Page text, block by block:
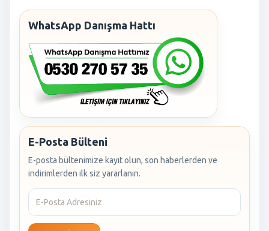
WhatsApp Danışma Hattı
E-Posta Bülteni
E-posta bültenimize kayıt olun, son haberlerden ve
indirimlerden ilk siz yararlanın.